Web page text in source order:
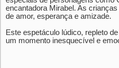
encantadora Mirabel. As
de amor, esperança e amizade.
Este espetáculo lúdico, repleto
um momento inesquecível e